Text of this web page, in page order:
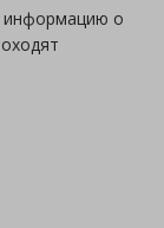
информацию о